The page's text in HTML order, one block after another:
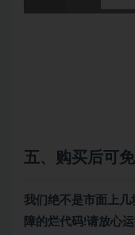
五、购买后可
我们绝不是市面上
障的烂代码!请放心